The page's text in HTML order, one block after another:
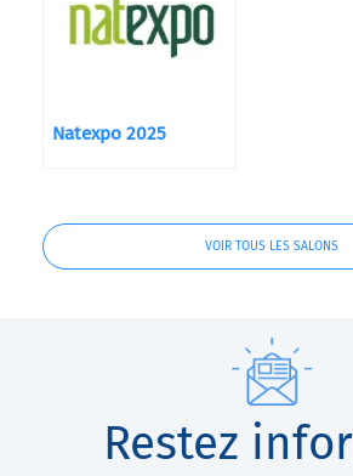
Natexpo 2025
VOIR TOUS LES SALONS
Restez